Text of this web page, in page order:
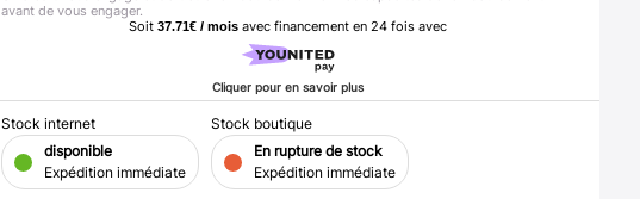
Soit 37.71€ / mois avec financement en 24 fois avec
Cliquer pour en savoir plus
avant de vous engager.
Stock internet
disponible
Expédition immédiate
Stock boutique
En rupture de stock
Expédition immédiate